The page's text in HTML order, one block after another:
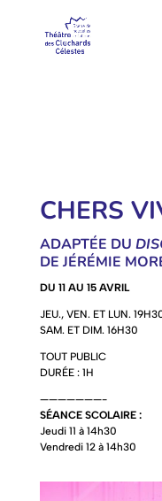
CHERS
ADAPTÉE DU
DE JÉRÉMIE
DU 11 AU 15 AVRIL
JEU., VEN. ET LUN.
SAM. ET DIM. 16H30
TOUT PUBLIC
DURÉE : 1H
———————-
SÉANCE SCOLAIRE :
Jeudi 11 à 14h30
Vendredi 12 à 14h30